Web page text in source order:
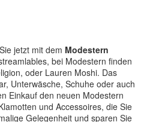
jetzt mit dem Modestern
bei Modestern finden
oder Lauren Moshi. Das
Unterwäsche, Schuhe oder auch
Einkauf den neuen Modestern
und Accessoires, die Sie
Gelegenheit und sparen Sie